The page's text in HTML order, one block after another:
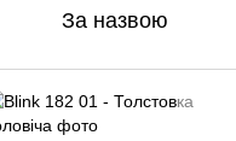
За назвою